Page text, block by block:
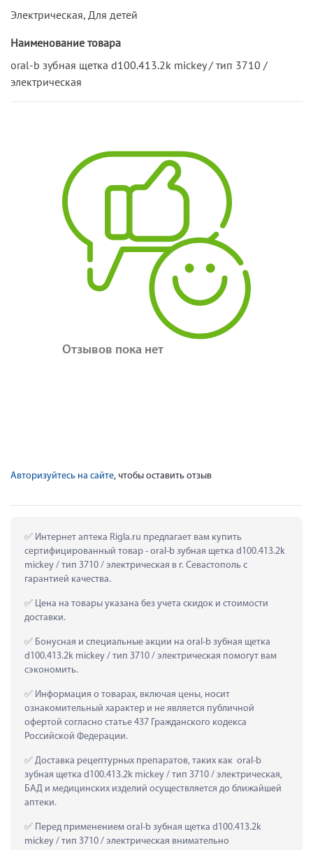
Электрическая, Для детей
Наименование товара
oral-b зубная щетка d100.413.2k mickey / тип 3710 /
электрическая
Отзывов пока нет
Авторизуйтесь на сайте, чтобы оставить отзыв
Интернет аптека Rigla.ru предлагает вам купить
сертифицированный товар - oral-b зубная щетка d100.413.2k
mickey / тип 3710 / электрическая в г. Севастополь с
гарантией качества.
Цена на товары указана без учета скидок и стоимости
доставки.
Бонусная и специальные акции на oral-b зубная щетка
d100.413.2k mickey / тип 3710 / электрическая помогут вам
сэкономить.
Информация о товарах, включая цены, носит
ознакомительный характер и не является публичной
офертой согласно статье 437 Гражданского кодекса
Российской Федерации.
Доставка рецептурных препаратов, таких как  oral-b
зубная щетка d100.413.2k mickey / тип 3710 / электрическая,
БАД и медицинских изделий осуществляется до ближайшей
аптеки.
Перед применением oral-b зубная щетка d100.413.2k
mickey / тип 3710 / электрическая внимательно